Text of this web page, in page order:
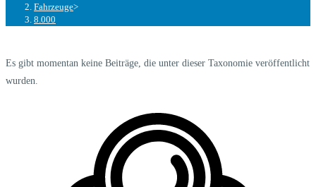
Fahrzeuge>
8.000
Es gibt momentan keine Beiträge, die unter dieser Taxonomie veröffentlicht
wurden.